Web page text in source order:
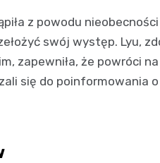
z powodu
swój występ. Lyu,
zapewniła, że powróci
się do poinformowania